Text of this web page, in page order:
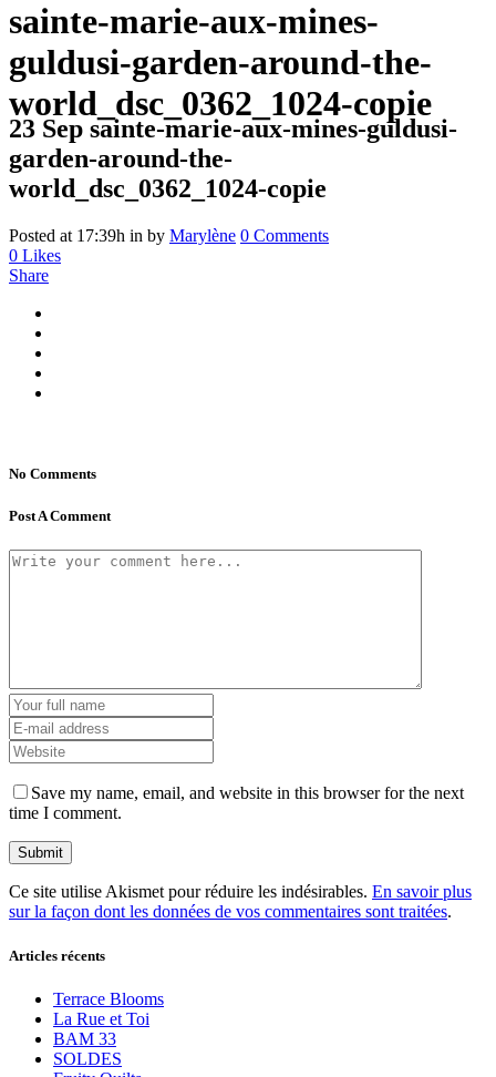
sainte-marie-aux-mines-
guldusi-garden-around-the-
world_dsc_0362_1024-copie
23 Sep sainte-marie-aux-mines-guldusi-
garden-around-the-
world_dsc_0362_1024-copie
Posted at 17:39h in by Marylène 0 Comments
0 Likes
Share
No Comments
Post A Comment
Save my name, email, and website in this browser for the next
time I comment.
Ce site utilise Akismet pour réduire les indésirables. En savoir plus
sur la façon dont les données de vos commentaires sont traitées.
Articles récents
Terrace Blooms
La Rue et Toi
BAM 33
SOLDES